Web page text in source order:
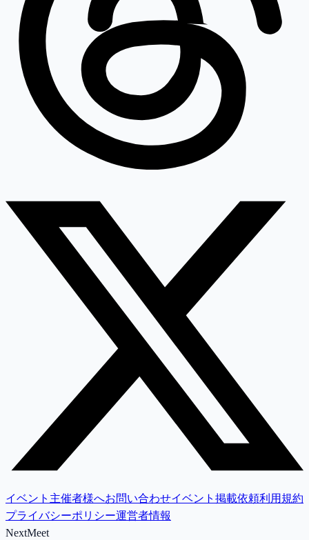
イベント主催者様へお問い合わせイベント掲載依頼利用規約
プライバシーポリシー運営者情報
NextMeet